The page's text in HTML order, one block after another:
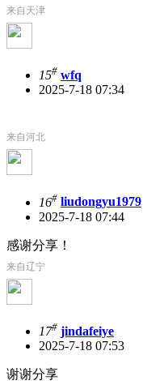
来自天津
15# wfq
2025-7-18 07:34
来自河北
16# liudongyu1979
2025-7-18 07:44
感谢分享！
来自辽宁
17# jindafeiye
2025-7-18 07:53
谢谢分享